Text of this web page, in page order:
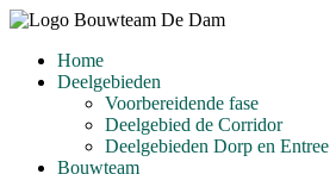
Ga
inhoud
Home
Deelgebieden
Voorbereidende fase
Deelgebied de Corridor
Deelgebieden Dorp en Entree
Bouwteam